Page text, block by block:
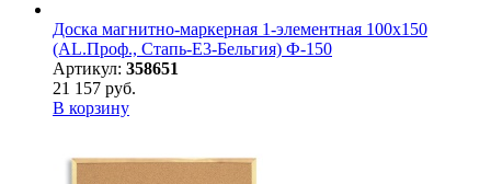
Доска магнитно-маркерная 1-элементная 100х150
(AL.Проф., Стапь-E3-Бельгия) Ф-150
Артикул: 358651
21 157 руб.
В корзину